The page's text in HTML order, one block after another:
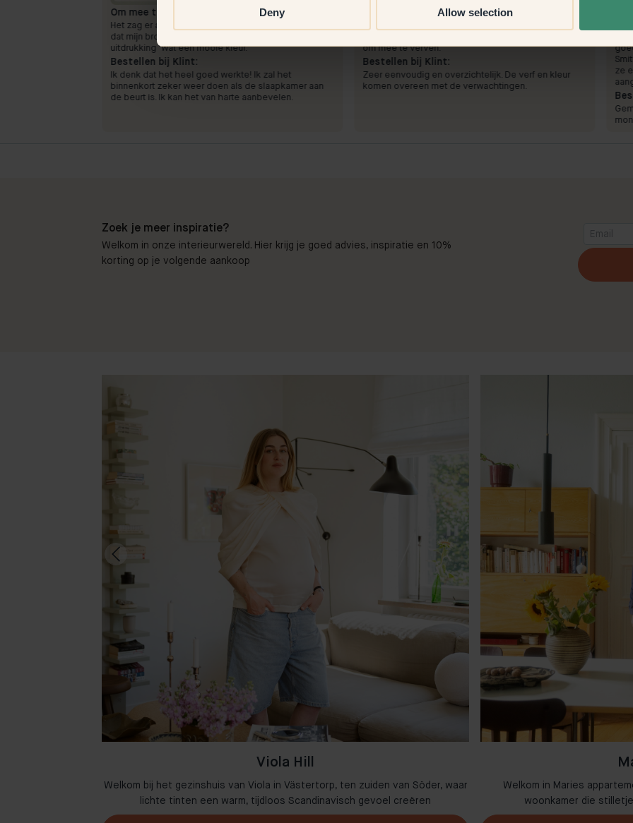
Deny Allow selection
Om mee te verven:
Het zag er afgewerkt uit na één laag. Ik herinner me
dat mijn broer die me hielp reageerde met de
uitdrukking "wat een mooie kleur."
Bestellen bij Klint:
Ik denk dat het heel goed werkte! Ik zal het
binnenkort zeker weer doen als de slaapkamer aan
de beurt is. Ik kan het van harte aanbevelen.
Om mee te verven: 33 — Lush
om mee te verven.
Bestellen bij Klint:
Zeer eenvoudig en overzichtelijk. De verf en kleur
komen overeen met de verwachtingen.
en
ze
Zoek je meer inspiratie?
Welkom in onze interieurwereld. Hier krijg je goed advies, inspiratie en 10%
korting op je volgende aankoop
Viola Hill
Welkom bij het gezinshuis van Viola in Västertorp, ten zuiden van Söder, waar
lichte tinten een warm, tijdloos Scandinavisch gevoel creëren
Welkom in Maries
woonkamer die